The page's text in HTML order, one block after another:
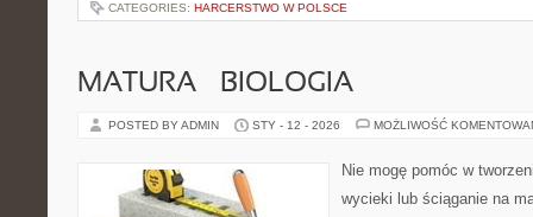
CATEGORIES: HARCERSTWO W POLSCE
MATURA – BIOLOGIA
POSTED BY ADMIN STY - 12 - 2026 MOŻLIWOŚĆ
Nie mogę pomóc w
wycieki lub ściąganie na